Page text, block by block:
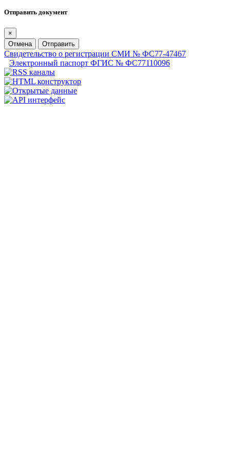
Отправить документ
×
Отмена
Отправить
Свидетельство о регистрации СМИ № ФС77-47467
Электронный паспорт ФГИС № ФС77110096